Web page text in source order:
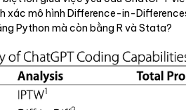
xác mô hình Difference-in-
Python mà còn bằng R và Stata?